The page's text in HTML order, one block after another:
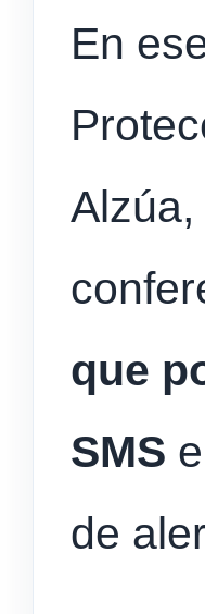
En
que
SMS
de